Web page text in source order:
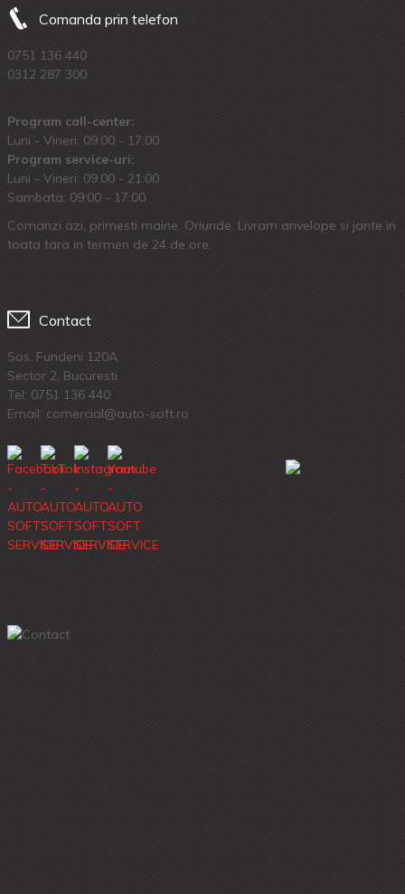
Comanda prin telefon
0751 136 440
0312 287 300
Program call-center:
Luni - Vineri: 09:00 - 17:00
Program service-uri:
Luni - Vineri: 09.00 - 21:00
Sambata: 09:00 - 17:00
Comanzi azi, primesti maine. Oriunde. Livram anvelope si jante in
toata tara in termen de 24 de ore.
Contact
Sos. Fundeni 120A
Sector 2, Bucuresti
Tel: 0751 136 440
Email: comercial@auto-soft.ro